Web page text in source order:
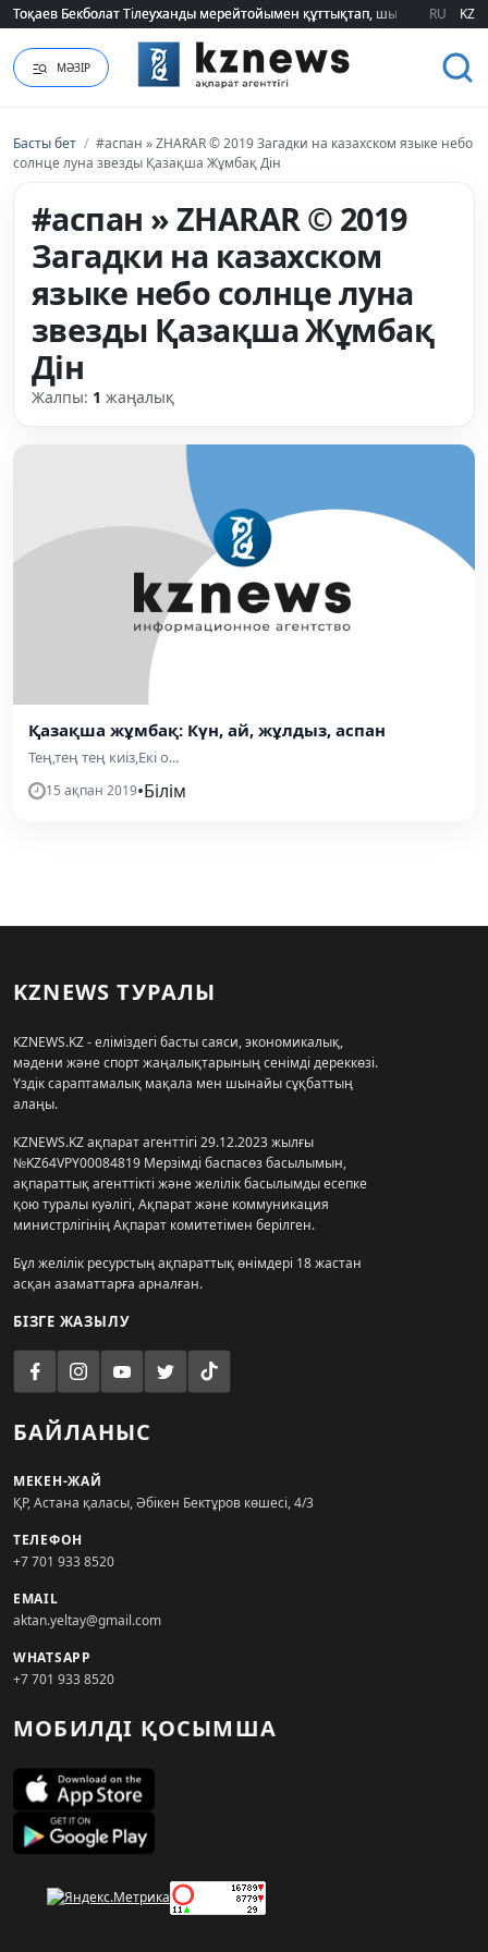
Тоқаев Бекболат Тілеуханды мерейтойымен құттықтап, шығармашылық
Тоқаев Бекболат Тілеуханды мерейтойымен құттықтап, шығармашылық
RU KZ
МӘЗІР
Басты бет / #аспан » ZHARAR © 2019 Загадки на казахском языке небо
солнце луна звезды Қазақша Жұмбақ Дін
#аспан » ZHARAR © 2019
Загадки на казахском
языке небо солнце луна
звезды Қазақша Жұмбақ
Дін
Жалпы: 1 жаңалық
Қазақша жұмбақ: Күн, ай, жұлдыз, аспан
Тең,тең тең киіз,Екі о...
15 ақпан 2019•Білім
KZNEWS ТУРАЛЫ
KZNEWS.KZ - еліміздегі басты саяси, экономикалық,
мәдени және спорт жаңалықтарының сенімді дереккөзі.
Үздік сараптамалық мақала мен шынайы сұқбаттың
алаңы.
KZNEWS.KZ ақпарат агенттігі 29.12.2023 жылғы
№KZ64VPY00084819 Мерзімді баспасөз басылымын,
ақпараттық агенттікті және желілік басылымды есепке
қою туралы куәлігі, Ақпарат және коммуникация
министрлігінің Ақпарат комитетімен берілген.
Бұл желілік ресурстың ақпараттық өнімдері 18 жастан
асқан азаматтарға арналған.
БІЗГЕ ЖАЗЫЛУ
БАЙЛАНЫС
МЕКЕН-ЖАЙ
ҚР, Астана қаласы, Әбікен Бектұров көшесі, 4/3
ТЕЛЕФОН
+7 701 933 8520
EMAIL
aktan.yeltay@gmail.com
WHATSAPP
+7 701 933 8520
МОБИЛДІ ҚОСЫМША